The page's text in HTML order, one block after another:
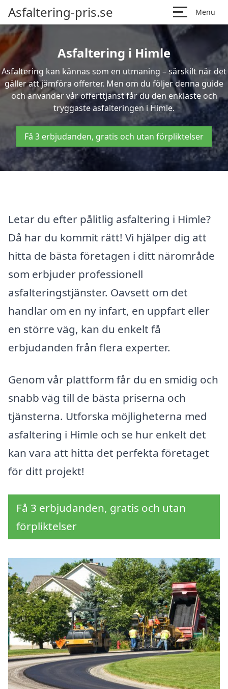
Asfaltering-pris.se Menu
Asfaltering i Himle
Asfaltering kan kännas som en utmaning – särskilt när det
gäller att jämföra offerter. Men om du följer denna guide
och använder vår offerttjänst får du den enklaste och
tryggaste asfalteringen i Himle.
Få 3 erbjudanden, gratis och utan förpliktelser
Letar du efter pålitlig asfaltering i Himle?
Då har du kommit rätt! Vi hjälper dig att
hitta de bästa företagen i ditt närområde
som erbjuder professionell
asfalteringstjänster. Oavsett om det
handlar om en ny infart, en uppfart eller
en större väg, kan du enkelt få
erbjudanden från flera experter.
Genom vår plattform får du en smidig och
snabb väg till de bästa priserna och
tjänsterna. Utforska möjligheterna med
asfaltering i Himle och se hur enkelt det
kan vara att hitta det perfekta företaget
för ditt projekt!
Få 3 erbjudanden, gratis och utan
förpliktelser